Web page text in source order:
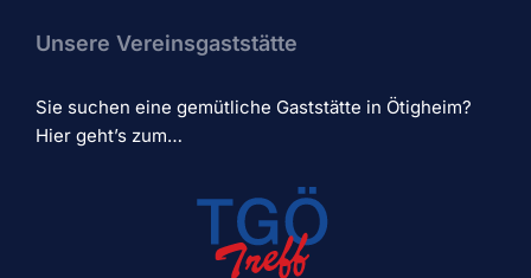
Unsere Vereinsgaststätte
Sie suchen eine gemütliche Gaststätte in Ötigheim?
Hier geht’s zum…